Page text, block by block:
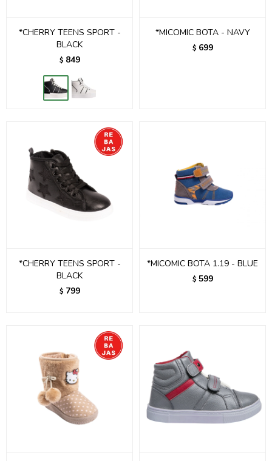
*CHERRY TEENS SPORT -
BLACK
$ 849
*MICOMIC BOTA - NAVY
$ 699
*CHERRY TEENS SPORT -
BLACK
$ 799
*MICOMIC BOTA 1.19 - BLUE
$ 599